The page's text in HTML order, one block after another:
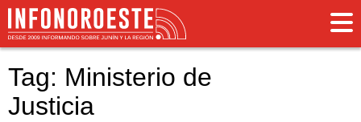
Tag: Ministerio de
Justicia